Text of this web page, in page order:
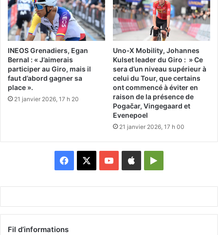
INEOS Grenadiers, Egan
Bernal : « J’aimerais
participer au Giro, mais il
faut d’abord gagner sa
place ».
21 janvier 2026, 17 h 20
Uno-X Mobility, Johannes
Kulset leader du Giro : » Ce
sera d’un niveau supérieur à
celui du Tour, que certains
ont commencé à éviter en
raison de la présence de
Pogačar, Vingegaard et
Evenepoel
21 janvier 2026, 17 h 00
Facebook YouTubeAppleGoogle
Fil d’informations